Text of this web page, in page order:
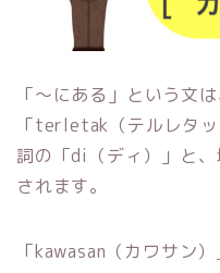
「〜にある」という文
「terletak（テルレタ
詞の「di（ディ）」と
されます。
「kawasan（カワサン